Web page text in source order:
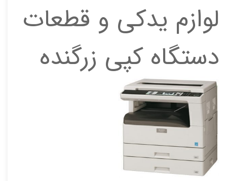
لوازم یدکی و قطعات
دستگاه کپی زرگنده